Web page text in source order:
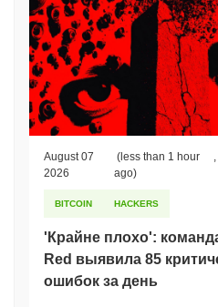
August 07
2026
(less than 1 hour
ago)
BITCOIN HACKERS
'Крайне плохо':
Red выявила 85
ошибок за день